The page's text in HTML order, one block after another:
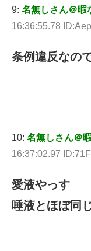
9: 名無しさん＠暇
16:36:55.78
条例違反なの
10: 名無しさん＠
16:37:02.97
愛液やっす
唾液とほぼ同